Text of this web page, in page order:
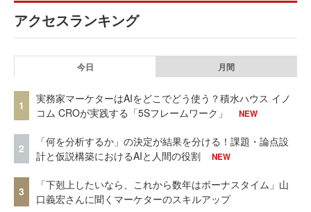
アクセスランキング
今日 月間
1
実務家マーケターはAIをどこでどう使う？積水ハウス イノ
コム CROが実践する「5Sフレームワーク」
NEW
2
「何を分析するか」の決定が結果を分ける！課題・論点設
計と仮説構築におけるAIと人間の役割
NEW
3
「下剋上したいなら、これから数年はボーナスタイム」山
口義宏さんに聞くマーケターのスキルアップ